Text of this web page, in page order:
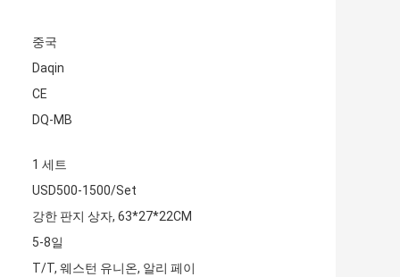
중국
Daqin
CE
DQ-MB
1 세트
USD500-1500/Set
강한 판지 상자, 63*27*22CM
5-8일
T/T, 웨스턴 유니온, 알리 페이